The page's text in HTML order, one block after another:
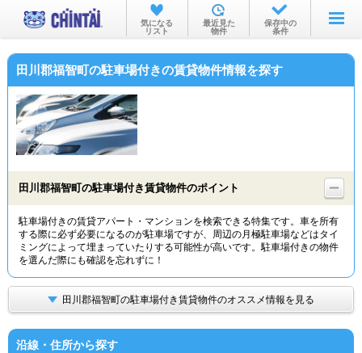
お部屋を探す
沿線・駅から
物件特集から
TOP
気になる
リスト
最近見た
物件
保存中の
条件
田川郡福智町の駐車場付きの賃貸物件情報を探す
田川郡福智町の駐車場付き賃貸物件のポイント
駐車場付きの賃貸アパート・マンションを検索できる特集です。車を所有
する際に必ず必要になるのが駐車場ですが、周辺の月極駐車場などはタイ
ミングによって埋まっていたりする可能性が高いです。駐車場付きの物件
を選んだ際にも確認を忘れずに！
田川郡福智町の駐車場付き賃貸物件のオススメ情報を見る
沿線・住所から探す